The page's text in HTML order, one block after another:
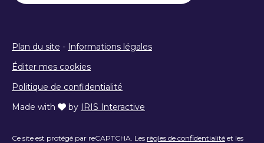
Plan du site - Informations légales
Éditer mes cookies
Politique de confidentialité
Made with
by IRIS Interactive
Ce site est protégé par reCAPTCHA. Les règles de confidentialité et les